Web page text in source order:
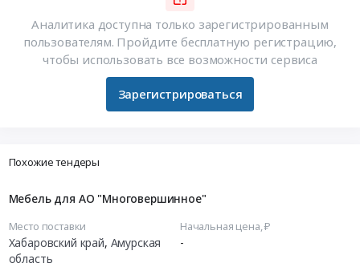
Аналитика доступна только зарегистрированным
пользователям. Пройдите бесплатную регистрацию,
чтобы использовать все возможности сервиса
Зарегистрироваться
Похожие тендеры
Мебель для АО "Многовершинное"
Место поставки
Хабаровский край, Амурская
область
Начальная цена, ₽
-